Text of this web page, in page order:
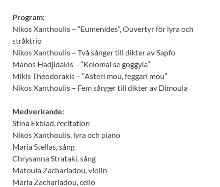
Program:
Nikos Xanthoulis – “Eumenides”, Ouvertyr för lyra och
stråktrio
Nikos Xanthoulis – Två sånger till dikter av Sapfo
Manos Hadjidakis – “Kelomai se goggyla”
Mikis Theodorakis – “Asteri mou, feggari mou”
Nikos Xanthoulis – Fem sånger till dikter av Dimoula
Medverkande:
Stina Ekblad, recitation
Nikos Xanthoulis, lyra och piano
Maria Stellas, sång
Chrysanna Strataki, sång
Matoula Zachariadou, violin
Maria Zachariadou, cello